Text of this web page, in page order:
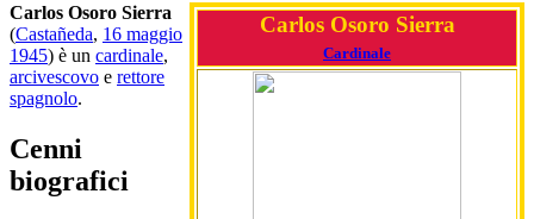
Carlos Osoro Sierra
Cardinale
Carlos Osoro Sierra
(Castañeda, 16 maggio
1945) è un cardinale,
arcivescovo e rettore
spagnolo.
Cenni
biografici